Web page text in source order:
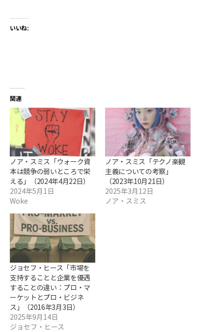
いいね:
関連
ノア・スミス「ウォーク資
本は競争の弱いところで栄
える」（2024年4月22日）
2024年5月1日
Woke
ノア・スミス「テクノ楽観
主義についての考察」
（2023年10月21日）
2025年3月12日
ノア・スミス
ジョセフ・ヒース「市場を
支持することと企業を優遇
することの違い：プロ・マ
ーケットとプロ・ビジネ
ス」（2016年3月3日）
2025年9月14日
ジョセフ・ヒース